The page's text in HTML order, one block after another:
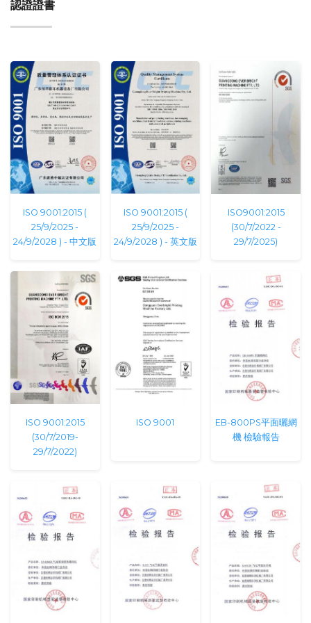
認證證書
ISO 9001:2015 (
25/9/2025 -
24/9/2028 ) - 中文版
ISO 9001:2015 (
25/9/2025 -
24/9/2028 ) - 英文版
ISO9001:2015
(30/7/2022 -
29/7/2025)
ISO 9001:2015
(30/7/2019-
29/7/2022)
ISO 9001
EB-800PS平面曬網
機 檢驗報告